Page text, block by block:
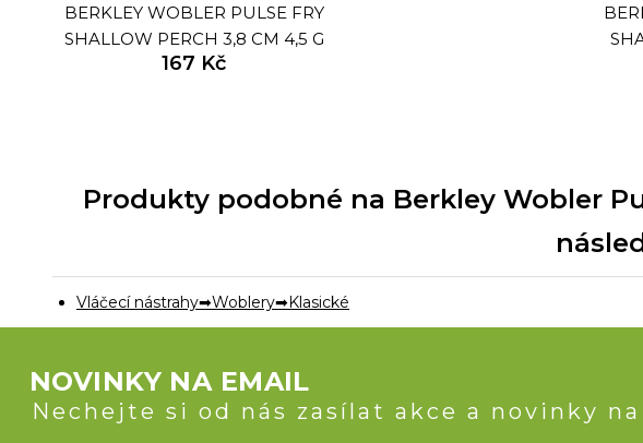
BERKLEY WOBLER PULSE FRY
SHALLOW PERCH 3,8 CM 4,5 G
167 Kč
Produkty podobné na Berkley Wobler
Vláčecí nástrahy Woblery Klasické
NOVINKY NA EMAIL
Nechejte si od nás zasílat akce a novinky